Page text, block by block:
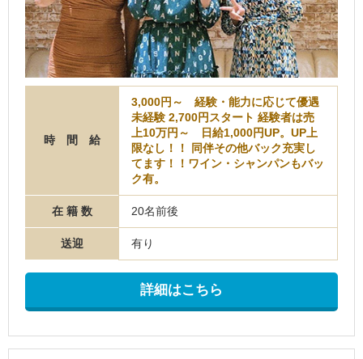
時 間 給
3,000円～ 経験・能力に応じて優遇
未経験 2,700円スタート 経験者は売
上10万円～ 日給1,000円UP。UP上
限なし！！ 同伴その他バック充実し
てます！！ワイン・シャンパンもバッ
ク有。
在 籍 数 20名前後
送迎 有り
詳細はこちら